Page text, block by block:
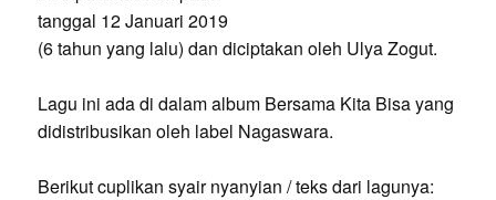
tanggal 12 Januari 2019
(6 tahun yang lalu) dan diciptakan oleh Ulya Zogut.
Lagu ini ada di dalam album Bersama Kita Bisa yang
didistribusikan oleh label Nagaswara.
Berikut cuplikan syair nyanyian / teks dari lagunya: